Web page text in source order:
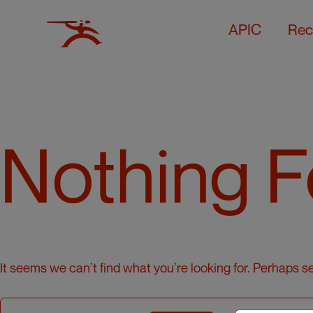
APIC
Nothing
It seems we can’t find what you’re looking for. Perhaps